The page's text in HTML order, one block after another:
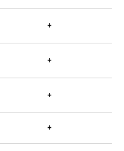
Artens Grey,
Grey,
Perla Nera,
Синий
Серо-
Grey — 25
+
+
+
+